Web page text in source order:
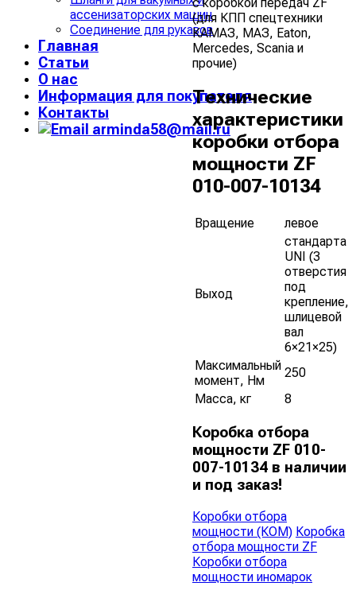
ассенизаторских машин
Соединение для рукавов
Главная
Статьи
О нас
Информация для покупателя
Контакты
arminda58@mail.ru
(для КПП спецтехники
КАМАЗ, МАЗ, Eaton,
Mercedes, Scania и
прочие)
Технические
характеристики
коробки отбора
мощности ZF
010-007-10134
Вращение левое
Выход
стандарта
UNI (3
отверстия
под
крепление,
шлицевой
вал
6×21×25)
Максимальный
момент, Нм
250
Масса, кг
8
Коробка отбора
мощности ZF 010-
007-10134 в наличии
и под заказ!
Коробки отбора
мощности (КОМ) Коробка
отбора мощности ZF
Коробки отбора
мощности иномарок